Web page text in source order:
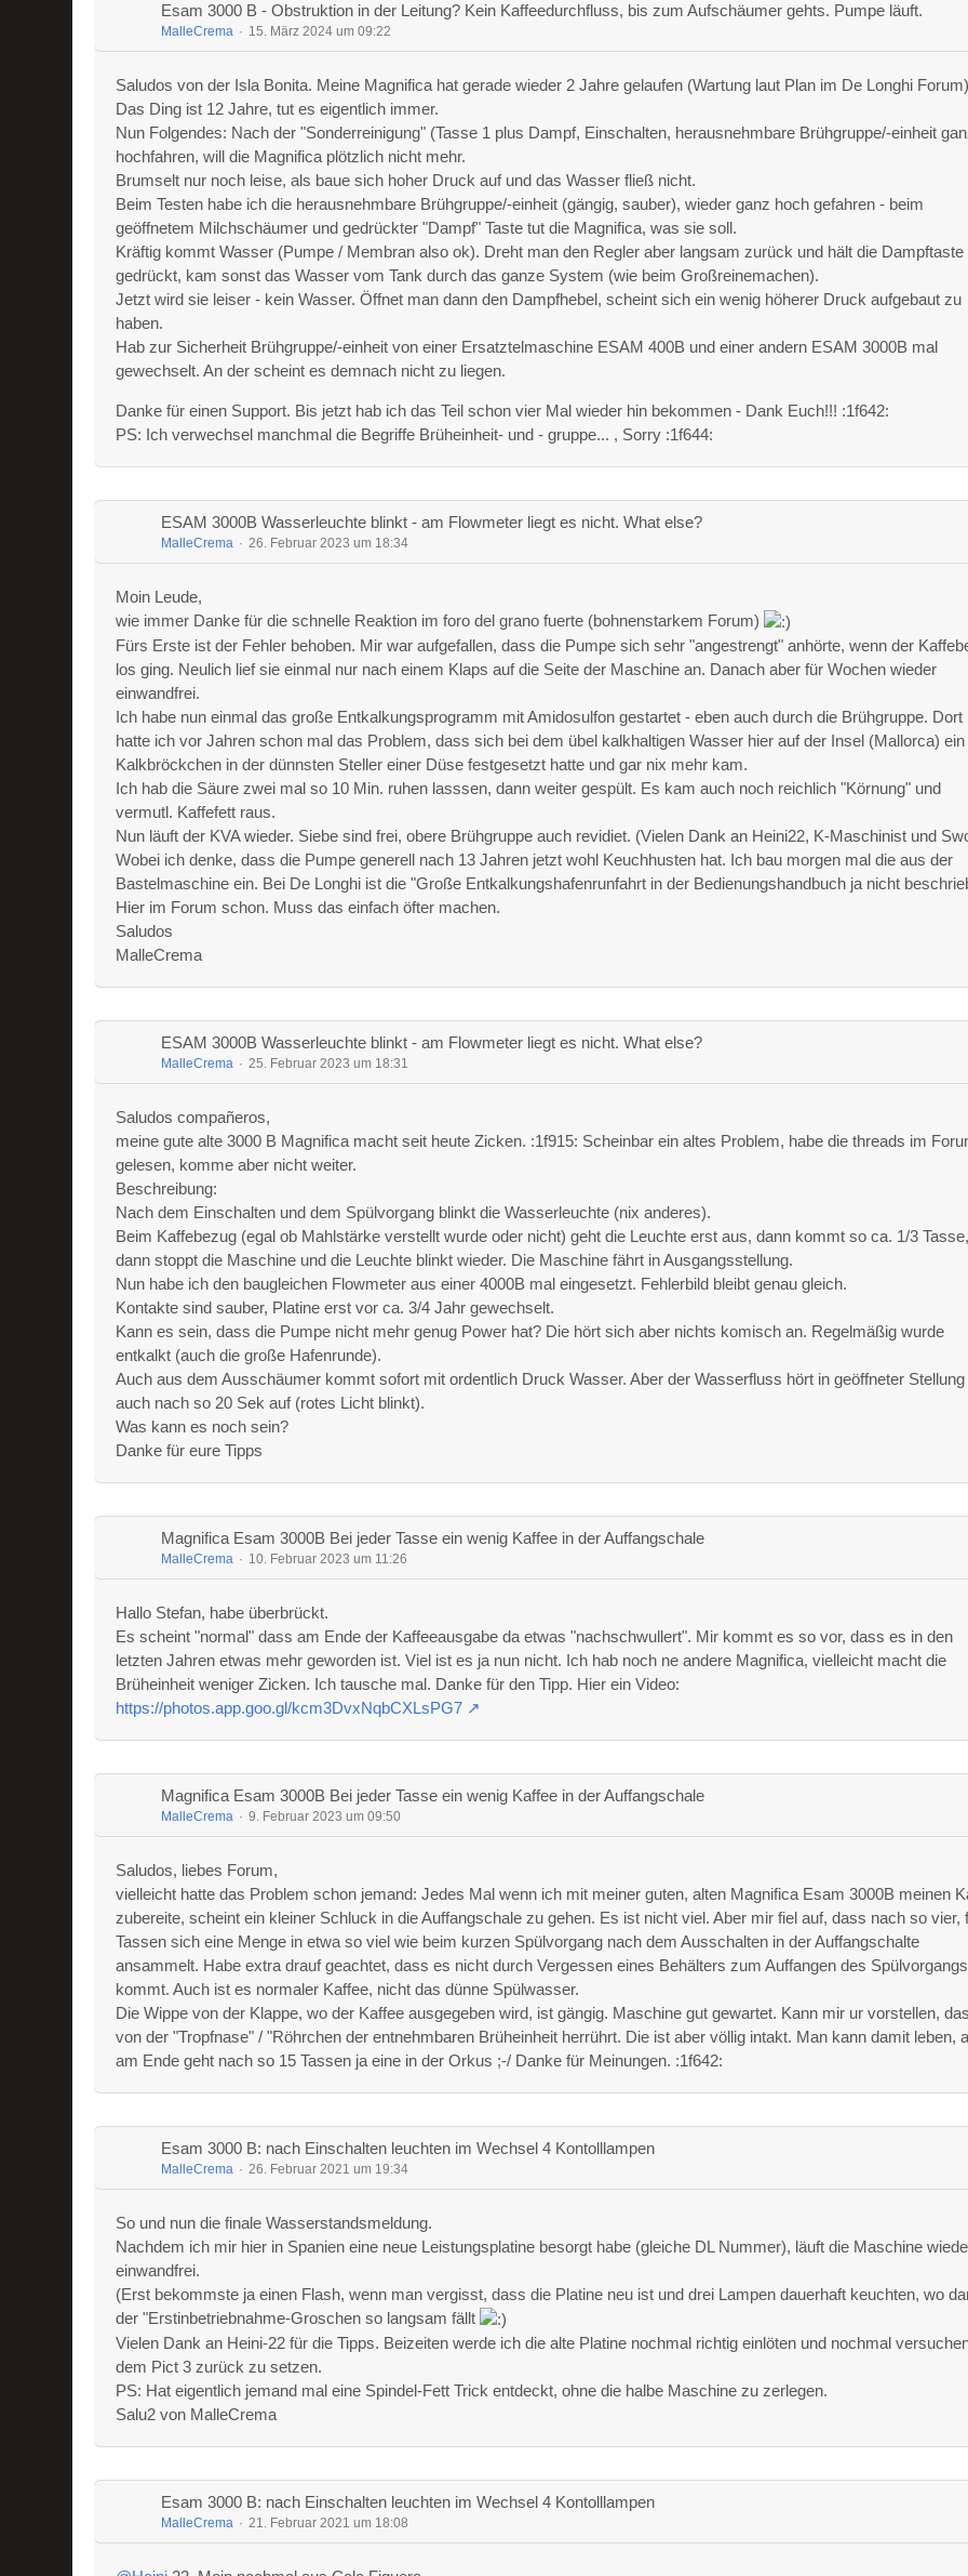
Esam 3000 B - Obstruktion in der Leitung? Kein Kaffeedurchfluss, bis zum Aufschäumer gehts. Pumpe läuft.
MalleCrema 15. März 2024 um 09:22
Saludos von der Isla Bonita. Meine Magnifica hat gerade wieder 2 Jahre gelaufen (Wartung laut Plan im De Longhi
Das Ding ist 12 Jahre, tut es eigentlich immer.
Nun Folgendes: Nach der "Sonderreinigung" (Tasse 1 plus Dampf, Einschalten, herausnehmbare Brühgruppe/-einheit
hochfahren, will die Magnifica plötzlich nicht mehr.
Brumselt nur noch leise, als baue sich hoher Druck auf und das Wasser fließ nicht.
Beim Testen habe ich die herausnehmbare Brühgruppe/-einheit (gängig, sauber), wieder ganz hoch gefahren - beim
geöffnetem Milchschäumer und gedrückter "Dampf" Taste tut die Magnifica, was sie soll.
Kräftig kommt Wasser (Pumpe / Membran also ok). Dreht man den Regler aber langsam zurück und hält die Dampftaste
gedrückt, kam sonst das Wasser vom Tank durch das ganze System (wie beim Großreinemachen).
Jetzt wird sie leiser - kein Wasser. Öffnet man dann den Dampfhebel, scheint sich ein wenig höherer Druck aufgebaut zu
haben.
Hab zur Sicherheit Brühgruppe/-einheit von einer Ersatztelmaschine ESAM 400B und einer andern ESAM 3000B mal
gewechselt. An der scheint es demnach nicht zu liegen.
Danke für einen Support. Bis jetzt hab ich das Teil schon vier Mal wieder hin bekommen - Dank Euch!!! :1f642:
PS: Ich verwechsel manchmal die Begriffe Brüheinheit- und - gruppe... , Sorry :1f644:
ESAM 3000B Wasserleuchte blinkt - am Flowmeter liegt es nicht. What else?
MalleCrema 26. Februar 2023 um 18:34
Moin Leude,
wie immer Danke für die schnelle Reaktion im foro del grano fuerte (bohnenstarkem Forum)
Fürs Erste ist der Fehler behoben. Mir war aufgefallen, dass die Pumpe sich sehr "angestrengt" anhörte, wenn der
los ging. Neulich lief sie einmal nur nach einem Klaps auf die Seite der Maschine an. Danach aber für Wochen wieder
einwandfrei.
Ich habe nun einmal das große Entkalkungsprogramm mit Amidosulfon gestartet - eben auch durch die Brühgruppe. Dort
hatte ich vor Jahren schon mal das Problem, dass sich bei dem übel kalkhaltigen Wasser hier auf der Insel (Mallorca) ein
Kalkbröckchen in der dünnsten Steller einer Düse festgesetzt hatte und gar nix mehr kam.
Ich hab die Säure zwei mal so 10 Min. ruhen lasssen, dann weiter gespült. Es kam auch noch reichlich "Körnung" und
vermutl. Kaffefett raus.
Nun läuft der KVA wieder. Siebe sind frei, obere Brühgruppe auch revidiet. (Vielen Dank an Heini22, K-Maschinist und
Wobei ich denke, dass die Pumpe generell nach 13 Jahren jetzt wohl Keuchhusten hat. Ich bau morgen mal die aus der
Bastelmaschine ein. Bei De Longhi ist die "Große Entkalkungshafenrunfahrt in der Bedienungshandbuch ja nicht
Hier im Forum schon. Muss das einfach öfter machen.
Saludos
MalleCrema
ESAM 3000B Wasserleuchte blinkt - am Flowmeter liegt es nicht. What else?
MalleCrema 25. Februar 2023 um 18:31
Saludos compañeros,
meine gute alte 3000 B Magnifica macht seit heute Zicken. :1f915: Scheinbar ein altes Problem, habe die threads im
gelesen, komme aber nicht weiter.
Beschreibung:
Nach dem Einschalten und dem Spülvorgang blinkt die Wasserleuchte (nix anderes).
Beim Kaffebezug (egal ob Mahlstärke verstellt wurde oder nicht) geht die Leuchte erst aus, dann kommt so ca. 1/3
dann stoppt die Maschine und die Leuchte blinkt wieder. Die Maschine fährt in Ausgangsstellung.
Nun habe ich den baugleichen Flowmeter aus einer 4000B mal eingesetzt. Fehlerbild bleibt genau gleich.
Kontakte sind sauber, Platine erst vor ca. 3/4 Jahr gewechselt.
Kann es sein, dass die Pumpe nicht mehr genug Power hat? Die hört sich aber nichts komisch an. Regelmäßig wurde
entkalkt (auch die große Hafenrunde).
Auch aus dem Ausschäumer kommt sofort mit ordentlich Druck Wasser. Aber der Wasserfluss hört in geöffneter Stellung
auch nach so 20 Sek auf (rotes Licht blinkt).
Was kann es noch sein?
Danke für eure Tipps
Magnifica Esam 3000B Bei jeder Tasse ein wenig Kaffee in der Auffangschale
MalleCrema 10. Februar 2023 um 11:26
Hallo Stefan, habe überbrückt.
Es scheint "normal" dass am Ende der Kaffeeausgabe da etwas "nachschwullert". Mir kommt es so vor, dass es in den
letzten Jahren etwas mehr geworden ist. Viel ist es ja nun nicht. Ich hab noch ne andere Magnifica, vielleicht macht die
Brüheinheit weniger Zicken. Ich tausche mal. Danke für den Tipp. Hier ein Video:
https://photos.app.goo.gl/kcm3DvxNqbCXLsPG7
Magnifica Esam 3000B Bei jeder Tasse ein wenig Kaffee in der Auffangschale
MalleCrema 9. Februar 2023 um 09:50
Saludos, liebes Forum,
vielleicht hatte das Problem schon jemand: Jedes Mal wenn ich mit meiner guten, alten Magnifica Esam 3000B meinen
zubereite, scheint ein kleiner Schluck in die Auffangschale zu gehen. Es ist nicht viel. Aber mir fiel auf, dass nach so vier,
Tassen sich eine Menge in etwa so viel wie beim kurzen Spülvorgang nach dem Ausschalten in der Auffangschalte
ansammelt. Habe extra drauf geachtet, dass es nicht durch Vergessen eines Behälters zum Auffangen des Spülvorgangs
kommt. Auch ist es normaler Kaffee, nicht das dünne Spülwasser.
Die Wippe von der Klappe, wo der Kaffee ausgegeben wird, ist gängig. Maschine gut gewartet. Kann mir ur vorstellen,
von der "Tropfnase" / "Röhrchen der entnehmbaren Brüheinheit herrührt. Die ist aber völlig intakt. Man kann damit leben,
am Ende geht nach so 15 Tassen ja eine in der Orkus ;-/ Danke für Meinungen. :1f642:
Esam 3000 B: nach Einschalten leuchten im Wechsel 4 Kontolllampen
MalleCrema 26. Februar 2021 um 19:34
So und nun die finale Wasserstandsmeldung.
Nachdem ich mir hier in Spanien eine neue Leistungsplatine besorgt habe (gleiche DL Nummer), läuft die Maschine
einwandfrei.
(Erst bekommste ja einen Flash, wenn man vergisst, dass die Platine neu ist und drei Lampen dauerhaft keuchten, wo
der "Erstinbetriebnahme-Groschen so langsam fällt
Vielen Dank an Heini-22 für die Tipps. Beizeiten werde ich die alte Platine nochmal richtig einlöten und nochmal
dem Pict 3 zurück zu setzen.
PS: Hat eigentlich jemand mal eine Spindel-Fett Trick entdeckt, ohne die halbe Maschine zu zerlegen.
Salu2 von MalleCrema
Esam 3000 B: nach Einschalten leuchten im Wechsel 4 Kontolllampen
MalleCrema 21. Februar 2021 um 18:08